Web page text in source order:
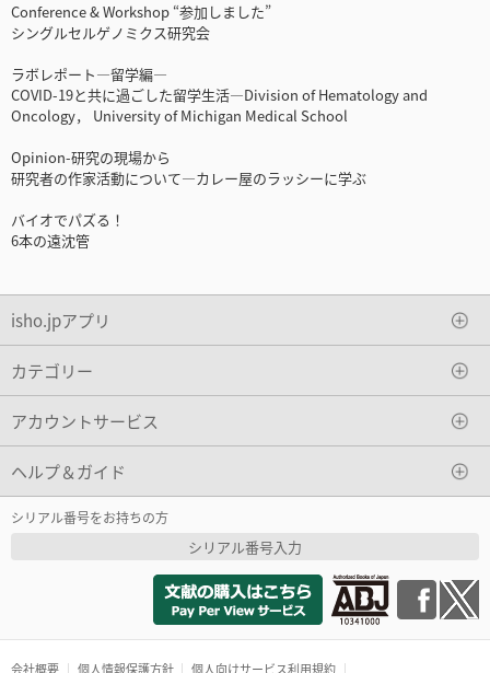
Conference & Workshop “参加しました”
シングルセルゲノミクス研究会
ラボレポート―留学編―
COVID-19と共に過ごした留学生活―Division of Hematology and
Oncology， University of Michigan Medical School
Opinion-研究の現場から
研究者の作家活動について―カレー屋のラッシーに学ぶ
バイオでパズる！
6本の遠沈管
isho.jpアプリ
カテゴリー
アカウントサービス
ヘルプ＆ガイド
シリアル番号をお持ちの方
シリアル番号入力
会社概要 個人情報保護方針 個人向けサービス利用規約